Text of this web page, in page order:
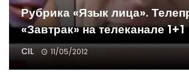
Рубрика «Язык лица».
«Завтрак» на телеканале 1+1
CIL 11/05/2012